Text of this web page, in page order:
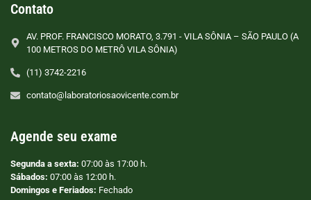
Contato
AV. PROF. FRANCISCO MORATO, 3.791 - VILA SÔNIA – SÃO PAULO (A
100 METROS DO METRÔ VILA SÔNIA)
(11) 3742-2216
contato@laboratoriosaovicente.com.br
Agende seu exame
Segunda a sexta: 07:00 às 17:00 h.
Sábados: 07:00 às 12:00 h.
Domingos e Feriados: Fechado